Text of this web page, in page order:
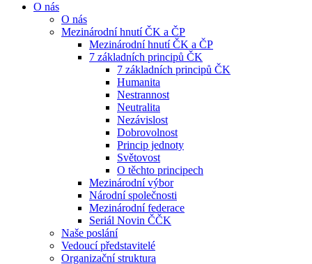
O nás
O nás
Mezinárodní hnutí ČK a ČP
Mezinárodní hnutí ČK a ČP
7 základních principů ČK
7 základních principů ČK
Humanita
Nestrannost
Neutralita
Nezávislost
Dobrovolnost
Princip jednoty
Světovost
O těchto principech
Mezinárodní výbor
Národní společnosti
Mezinárodní federace
Seriál Novin ČČK
Naše poslání
Vedoucí představitelé
Organizační struktura